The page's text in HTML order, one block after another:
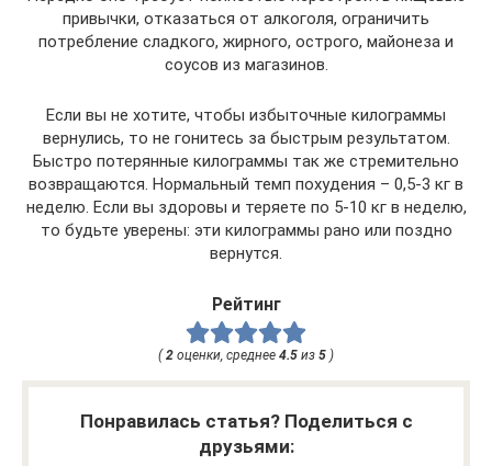
привычки, отказаться от алкоголя, ограничить
потребление сладкого, жирного, острого, майонеза и
соусов из магазинов.
Если вы не хотите, чтобы избыточные килограммы
вернулись, то не гонитесь за быстрым результатом.
Быстро потерянные килограммы так же стремительно
возвращаются. Нормальный темп похудения – 0,5-3 кг в
неделю. Если вы здоровы и теряете по 5-10 кг в неделю,
то будьте уверены: эти килограммы рано или поздно
вернутся.
Рейтинг
( 2 оценки, среднее 4.5 из 5 )
Понравилась статья? Поделиться с
друзьями: